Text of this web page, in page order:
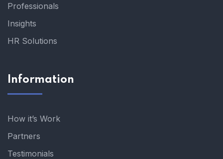
Professionals
Insights
HR Solutions
Information
How it’s Work
Partners
Testimonials